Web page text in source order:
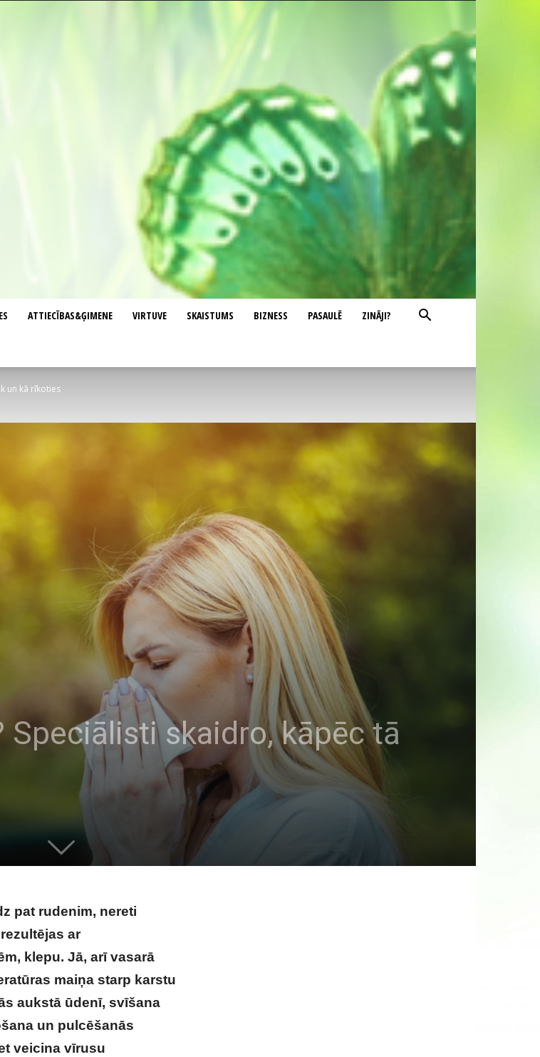
ATTIECĪBAS&ĢIMENE VIRTUVE SKAISTUMS BIZNESS PASAULĒ ZINĀJI?
un kā rīkoties
Speciālisti skaidro, kāpēc tā
pat rudenim, nereti
ar
klepu. Jā, arī vasarā
maiņa starp karstu
aukstā ūdenī, svīšana
un pulcēšanās
veicina vīrusu